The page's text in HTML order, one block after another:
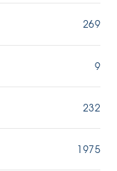
269
9
232
1975